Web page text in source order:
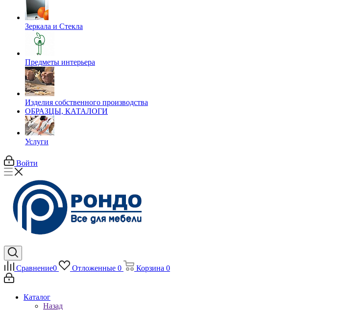
Зеркала и Стекла
Предметы интерьера
Изделия собственного производства
ОБРАЗЦЫ, КАТАЛОГИ
Услуги
Войти
Сравнение0 Отложенные 0 Корзина 0
Каталог
Назад